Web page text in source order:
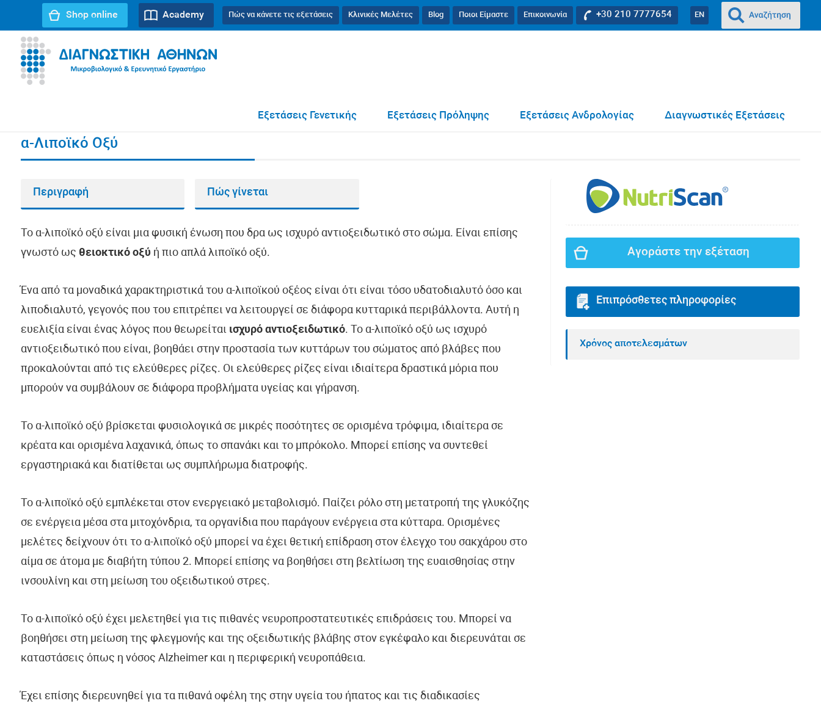
EN
+30 210 7777654
Επικοινωνία
Ποιοι Είμαστε
Blog
Κλινικές Μελέτες
Πώς να κάνετε τις εξετάσεις
Academy
Shop online
Διαγνωστικές Εξετάσεις
Εξετάσεις Ανδρολογίας
Εξετάσεις Πρόληψης
Εξετάσεις Γενετικής
α-Λιποϊκό Οξύ
Περιγραφή Πώς γίνεται
Το α-λιποϊκό οξύ είναι μια φυσική ένωση που δρα ως ισχυρό αντιοξειδωτικό στο σώμα. Είναι επίσης
γνωστό ως θειοκτικό οξύ ή πιο απλά λιποϊκό οξύ.
Ένα από τα μοναδικά χαρακτηριστικά του α-λιποϊκού οξέος είναι ότι είναι τόσο υδατοδιαλυτό όσο και
λιποδιαλυτό, γεγονός που του επιτρέπει να λειτουργεί σε διάφορα κυτταρικά περιβάλλοντα. Αυτή η
ευελιξία είναι ένας λόγος που θεωρείται ισχυρό αντιοξειδωτικό. Το α-λιποϊκό οξύ ως ισχυρό
αντιοξειδωτικό που είναι, βοηθάει στην προστασία των κυττάρων του σώματος από βλάβες που
προκαλούνται από τις ελεύθερες ρίζες. Οι ελεύθερες ρίζες είναι ιδιαίτερα δραστικά μόρια που
μπορούν να συμβάλουν σε διάφορα προβλήματα υγείας και γήρανση.
Το α-λιποϊκό οξύ βρίσκεται φυσιολογικά σε μικρές ποσότητες σε ορισμένα τρόφιμα, ιδιαίτερα σε
κρέατα και ορισμένα λαχανικά, όπως το σπανάκι και το μπρόκολο. Μπορεί επίσης να συντεθεί
εργαστηριακά και διατίθεται ως συμπλήρωμα διατροφής.
Το α-λιποϊκό οξύ εμπλέκεται στον ενεργειακό μεταβολισμό. Παίζει ρόλο στη μετατροπή της γλυκόζης
σε ενέργεια μέσα στα μιτοχόνδρια, τα οργανίδια που παράγουν ενέργεια στα κύτταρα. Ορισμένες
μελέτες δείχνουν ότι το α-λιποϊκό οξύ μπορεί να έχει θετική επίδραση στον έλεγχο του σακχάρου στο
αίμα σε άτομα με διαβήτη τύπου 2. Μπορεί επίσης να βοηθήσει στη βελτίωση της ευαισθησίας στην
ινσουλίνη και στη μείωση του οξειδωτικού στρες.
Το α-λιποϊκό οξύ έχει μελετηθεί για τις πιθανές νευροπροστατευτικές επιδράσεις του. Μπορεί να
βοηθήσει στη μείωση της φλεγμονής και της οξειδωτικής βλάβης στον εγκέφαλο και διερευνάται σε
καταστάσεις όπως η νόσος Alzheimer και η περιφερική νευροπάθεια.
Έχει επίσης διερευνηθεί για τα πιθανά οφέλη της στην υγεία του ήπατος και τις διαδικασίες
Αγοράστε την εξέταση
Επιπρόσθετες πληροφορίες
Χρόνος αποτελεσμάτων